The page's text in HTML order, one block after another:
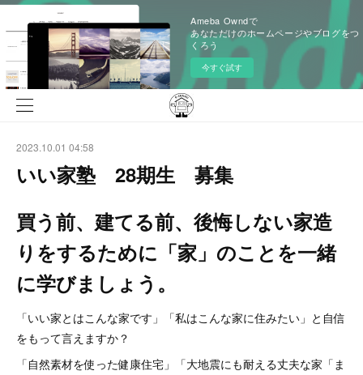
Ameba Owndで
あなただけのホームページやブログをつ
くろう
今すぐ試す
2023.10.01 04:58
いい家塾 28期生 募集
買う前、建てる前、後悔しない家造
りをするために「家」のことを一緒
に学びましょう。
「いい家とはこんな家です」「私はこんな家に住みたい」と自信
をもって言えますか？
「自然素材を使った健康住宅」「大地震にも耐える丈夫な家「ま